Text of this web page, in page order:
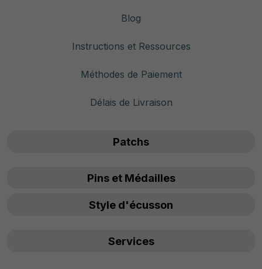
Blog
Instructions et Ressources
Méthodes de Paiement
Délais de Livraison
Patchs
Pins et Médailles
Style d'écusson
Services